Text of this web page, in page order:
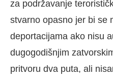
za podržavanje
stvarno opasno jer bi se
deportacijama ako nisu
dugogodišnjim
pritvoru dva puta, ali